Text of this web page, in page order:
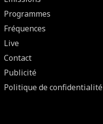
Programmes
Fréquences
Live
Contact
Publicité
Politique de confidentialité